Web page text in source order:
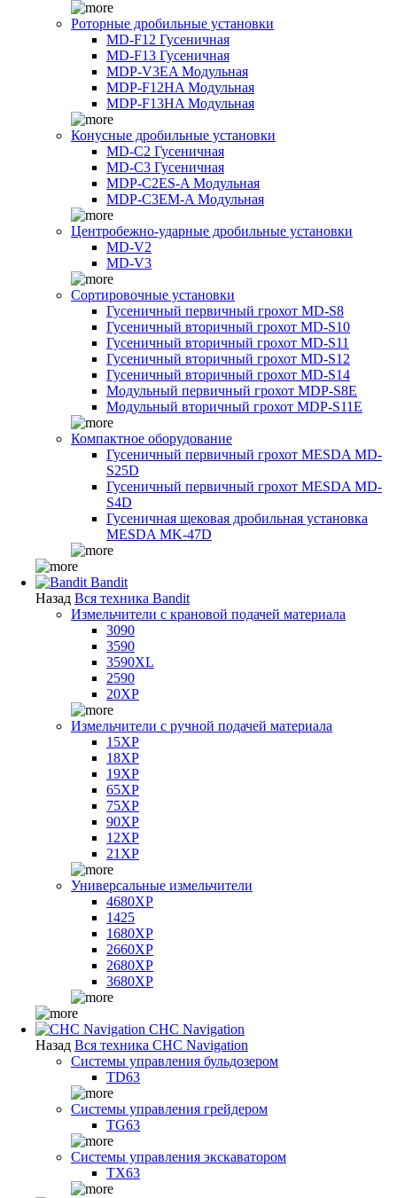
Роторные дробильные установки
MD-F12 Гусеничная
MD-F13 Гусеничная
MDP-V3EA Модульная
MDP-F12HA Модульная
MDP-F13HA Модульная
Конусные дробильные установки
MD-C2 Гусеничная
MD-C3 Гусеничная
MDP-C2ES-A Модульная
MDP-C3EM-A Модульная
Центробежно-ударные дробильные установки
MD-V2
MD-V3
Сортировочные установки
Гусеничный первичный грохот MD-S8
Гусеничный вторичный грохот MD-S10
Гусеничный вторичный грохот MD-S11
Гусеничный вторичный грохот MD-S12
Гусеничный вторичный грохот MD-S14
Модульный первичный грохот MDP-S8E
Модульный вторичный грохот MDP-S11E
Компактное оборудование
Гусеничный первичный грохот MESDA MD-
S25D
Гусеничный первичный грохот MESDA MD-
S4D
Гусеничная щековая дробильная установка
MESDA MK-47D
Bandit
Назад Вся техника Bandit
Измельчители с крановой подачей материала
3090
3590
3590XL
2590
20XP
Измельчители с ручной подачей материала
15XP
18XP
19XP
65XP
75XP
90XP
12XP
21XP
Универсальные измельчители
4680XP
1425
1680XP
2660XP
2680XP
3680XP
CHC Navigation
Назад Вся техника CHC Navigation
Системы управления бульдозером
TD63
Системы управления грейдером
TG63
Системы управления экскаватором
TX63